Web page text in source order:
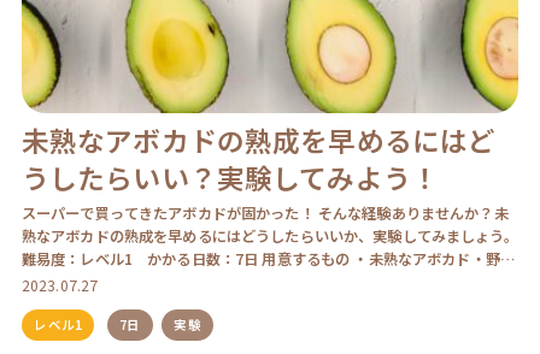
未熟なアボカドの熟成を早めるにはど
うしたらいい？実験してみよう！
スーパーで買ってきたアボカドが固かった！ そんな経験ありませんか？未
熟なアボカドの熟成を早めるにはどうしたらいいか、実験してみましょう。
難易度：レベル1 かかる日数：7日 用意するもの ・未熟なアボカド・野
菜、果物（メ […]
2023.07.27
レベル1 7日 実験